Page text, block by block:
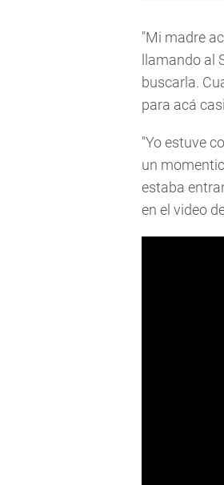
"Mi madre
llamando al
buscarla.
para acá
"Yo estuve
un
estaba
en el video